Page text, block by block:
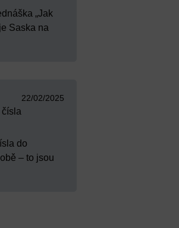
„Jak
Saska na
22/02/2025
čísla
do
– to jsou